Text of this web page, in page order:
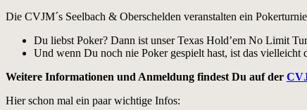
Die CVJM´s Seelbach & Oberschelden veranstalten ein
Du liebst Poker? Dann ist unser Texas Hold’em No Limit
Und wenn Du noch nie Poker gespielt hast, ist das
Weitere Informationen und Anmeldung findest Du auf der
Hier schon mal ein paar wichtige Infos: